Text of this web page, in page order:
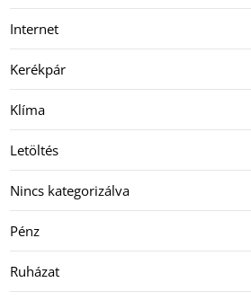
Internet
Kerékpár
Klíma
Letöltés
Nincs kategorizálva
Pénz
Ruházat